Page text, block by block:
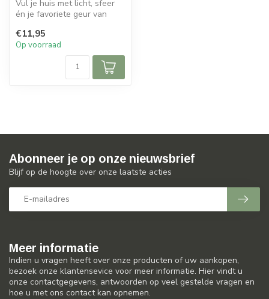
Vul je huis met licht, sfeer
én je favoriete geur van
Geurkaarsen...
€11,95
Op voorraad
Meer informatie
Indien u vragen heeft over onze producten of uw aankopen,
bezoek onze klantensevice voor meer informatie. Hier vindt u
onze contactgegevens, antwoorden op veel gestelde vragen en
hoe u met ons contact kan opnemen.
Abonneer je op onze nieuwsbrief
Blijf op de hoogte over onze laatste acties